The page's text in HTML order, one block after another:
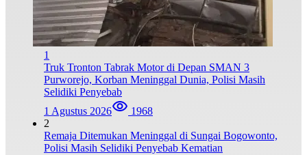
1
Truk Tronton Tabrak Motor di Depan SMAN 3
Purworejo, Korban Meninggal Dunia, Polisi Masih
Selidiki Penyebab
1 Agustus 2026
1968
2
Remaja Ditemukan Meninggal di Sungai Bogowonto,
Polisi Masih Selidiki Penyebab Kematian